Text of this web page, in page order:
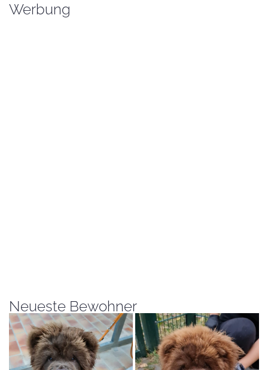
Werbung
Neueste Bewohner